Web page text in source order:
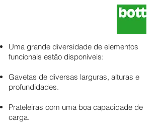
Uma grande diversidade de elementos
funcionais estão disponíveis:
Gavetas de diversas larguras, alturas e
profundidades.
Prateleiras com uma boa capacidade de
carga.